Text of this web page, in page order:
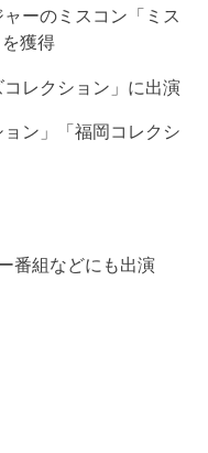
ーのミスコン「ミス
獲得
レクション」に出演
ン」「福岡コレクシ
番組などにも出演